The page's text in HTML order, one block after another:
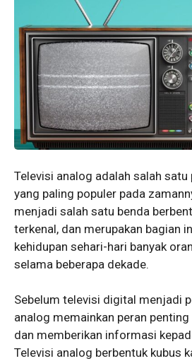
Televisi analog adalah salah
yang paling populer pada
menjadi salah satu benda
terkenal, dan merupakan bagian
kehidupan sehari-hari banyak
selama beberapa dekade.
Sebelum televisi digital menjadi
analog memainkan peran
dan memberikan informasi
Televisi analog berbentuk kubus